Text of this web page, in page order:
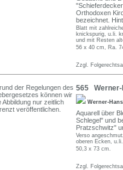
Orthodoxen
bezeichnet.
Blatt mit
knickspurig, u.li.
und mit Resten
56 x 40 cm, Ra.
Zzgl.
565 Werner-
Werner-
Aquarell über
Schlegel" und
Pratzschwitz"
Verso
oberen Ecken,
50,3 x 73 cm.
Zzgl.